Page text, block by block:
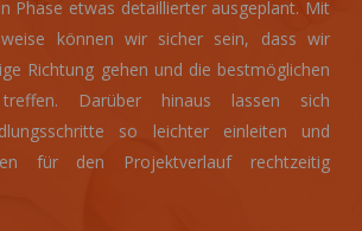
Phase etwas detaillierter ausgeplant. Mit
können wir sicher sein, dass wir
Richtung gehen und die bestmöglichen
treffen. Darüber hinaus lassen sich
so leichter einleiten und
für den Projektverlauf rechtzeitig